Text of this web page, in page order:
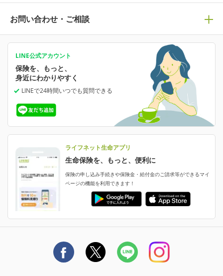
人生のステージに必要な保険がわかる！
保険ジャンバラヤ
あなたの人生と保険選びのためのWebメディア
選ばれる理由・評判
ライフネット生命の特長
ライフネット生命が選ばれる理由がわかる！
評判・口コミ
ご契約者さまに聞きました！
申し込みガイド
ご契約の流れと必要書類
保険料の支払い方法
病気や手術に備える
がん保険
がんに備える
女性保険
女性特有の病気に備える
就業不能保険
就業不能状態に備える
認知症・MCIに備える
ご契約内容の確認
お客さま情報の確認・変更
保険料の支払い方法の変更
受取人・指定代理請求人の変更
中断したお申し込みの再開
お申し込み後の状況確認
減額・解約・追加契約の申し込み など
ご契約者さま向け各種お手続き・サービス
保険金・給付金のご請求
生命保険料控除に関するご案内
契約更新を迎えるご契約者さまへ
ライフネット生命についてトップ
会社情報
業績・財務情報
保険金等の支払状況
採用情報
生命保険マニフェスト
ライフネット生命のCMページ
ライフネット生命公式note
お問い合わせ・ご相談
保険相談サービス
よくあるご質問
資料請求
LINE公式アカウント
保険を、もっと、
身近にわかりやすく
LINEで24時間いつでも質問できる
ライフネット生命アプリ
生命保険を、もっと、便利に
保険の申し込み手続きや保険金・給付金のご請求等ができるマイ
ページの機能を利用できます！